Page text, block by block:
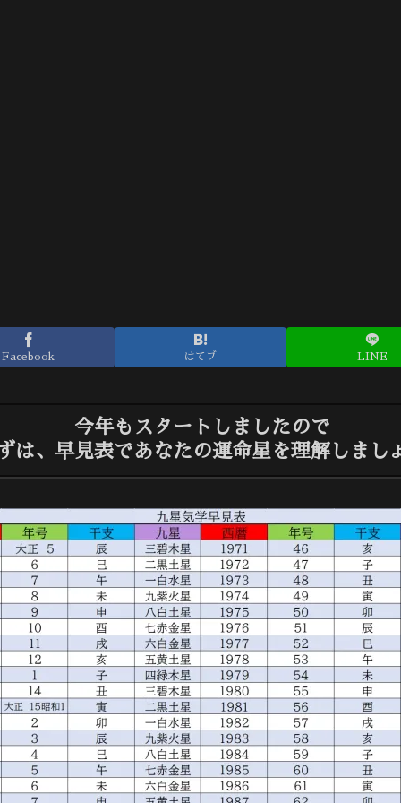
Facebook はてブ LINE
今年もスタートしましたので
は、早見表であなたの運命星を理解しまし